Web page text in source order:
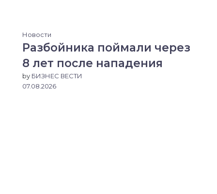
Новости
Разбойника поймали через
8 лет после нападения
by БИЗНЕС ВЕСТИ
07.08.2026